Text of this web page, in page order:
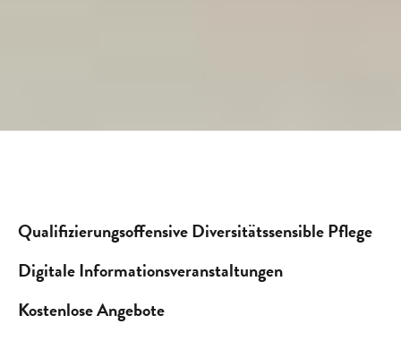
Qualifizierungsoffensive Diversitätssensible Pflege
Digitale Informationsveranstaltungen
Kostenlose Angebote